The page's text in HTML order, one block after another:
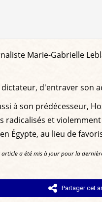
Marie-Gabrielle
d'entraver
à son prédécesseur,
et
Égypte, au lieu de
article a été mis à jour pour la
Partager cet